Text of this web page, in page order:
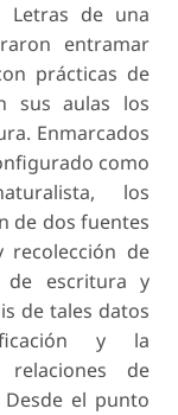
Letras de una
entramar
prácticas de
sus aulas los
Enmarcados
como
los
de dos fuentes
recolección de
de escritura y
de tales datos
y la
relaciones de
el punto